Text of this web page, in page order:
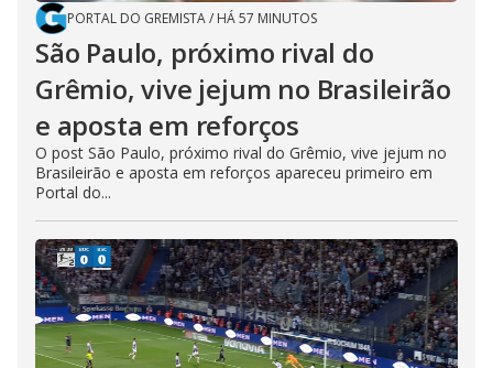
PORTAL DO GREMISTA/ HÁ 57 MINUTOS
São Paulo, próximo rival do
Grêmio, vive jejum no Brasileirão
e aposta em reforços
O post São Paulo, próximo rival do Grêmio, vive jejum no
Brasileirão e aposta em reforços apareceu primeiro em
Portal do...